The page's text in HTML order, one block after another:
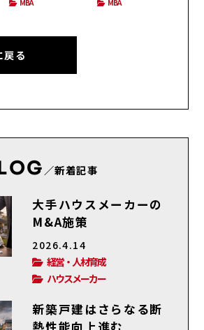
MBA MBA
戻る
／新着記事
大手ハウスメーカーの
M&A施策
2026.4.14
経営・人材育成
ハウスメーカー
新築戸建はさらなる断